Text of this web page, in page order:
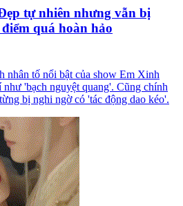
tự nhiên nhưng vẫn bị
quá hoàn hảo
nhân tố nổi bật của show Em Xinh
'bạch nguyệt quang'. Cũng chính
bị nghi ngờ có 'tác động dao kéo'.